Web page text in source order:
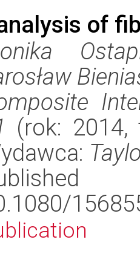
of
(rok: 2014,